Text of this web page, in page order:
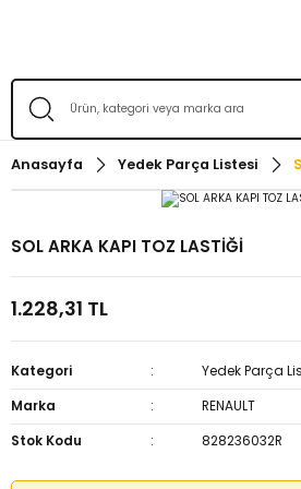
Anasayfa Yedek Parça Listesi
SOL ARKA KAPI TOZ LASTİĞİ
1.228,31 TL
Kategori
Yedek Parça
Marka
RENAULT
Stok Kodu
828236032R